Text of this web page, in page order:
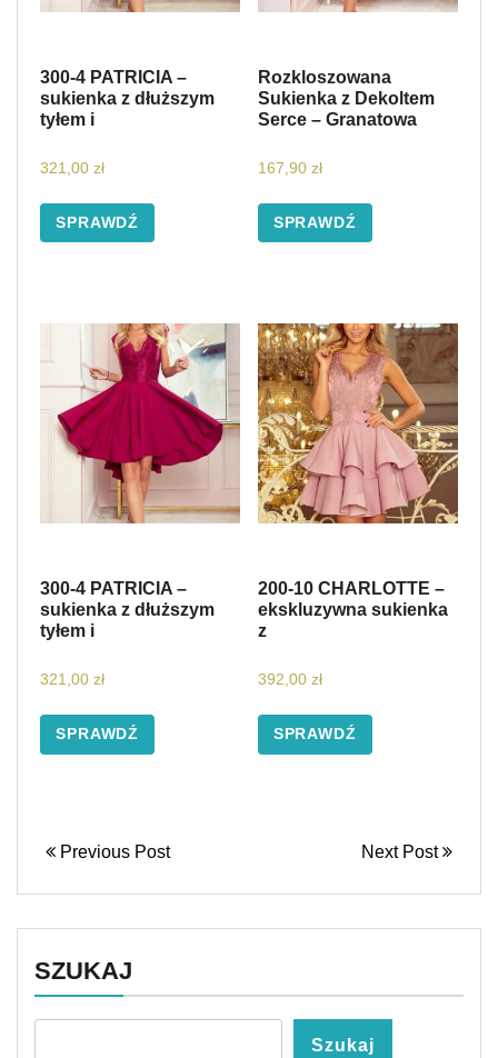
300-4 PATRICIA –
sukienka z dłuższym
tyłem i
321,00 zł
SPRAWDŹ
Rozkloszowana
Sukienka z Dekoltem
Serce – Granatowa
167,90 zł
SPRAWDŹ
300-4 PATRICIA –
sukienka z dłuższym
tyłem i
321,00 zł
SPRAWDŹ
200-10 CHARLOTTE –
ekskluzywna sukienka
z
392,00 zł
SPRAWDŹ
Previous Post Next Post
SZUKAJ
Szukaj